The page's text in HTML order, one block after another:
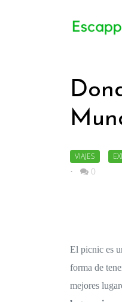
VIAJES
•
0
El picnic es
forma de
mejores